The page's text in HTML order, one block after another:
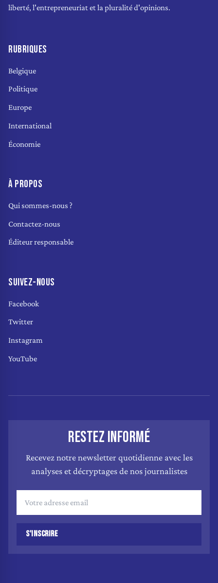
liberté, l'entrepreneuriat et la pluralité d'opinions.
RUBRIQUES
Belgique
Politique
Europe
International
Économie
À PROPOS
Qui sommes-nous ?
Contactez-nous
Éditeur responsable
SUIVEZ-NOUS
Facebook
Twitter
Instagram
YouTube
RESTEZ INFORMÉ
Recevez notre newsletter quotidienne avec les
analyses et décryptages de nos journalistes
S'INSCRIRE